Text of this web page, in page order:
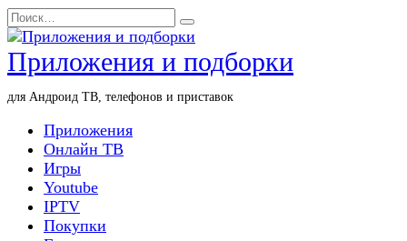
Перейти
к
содержанию
Search
for:
Приложения и подборки
для Андроид ТВ, телефонов и приставок
Приложения
Онлайн ТВ
Игры
Youtube
IPTV
Покупки